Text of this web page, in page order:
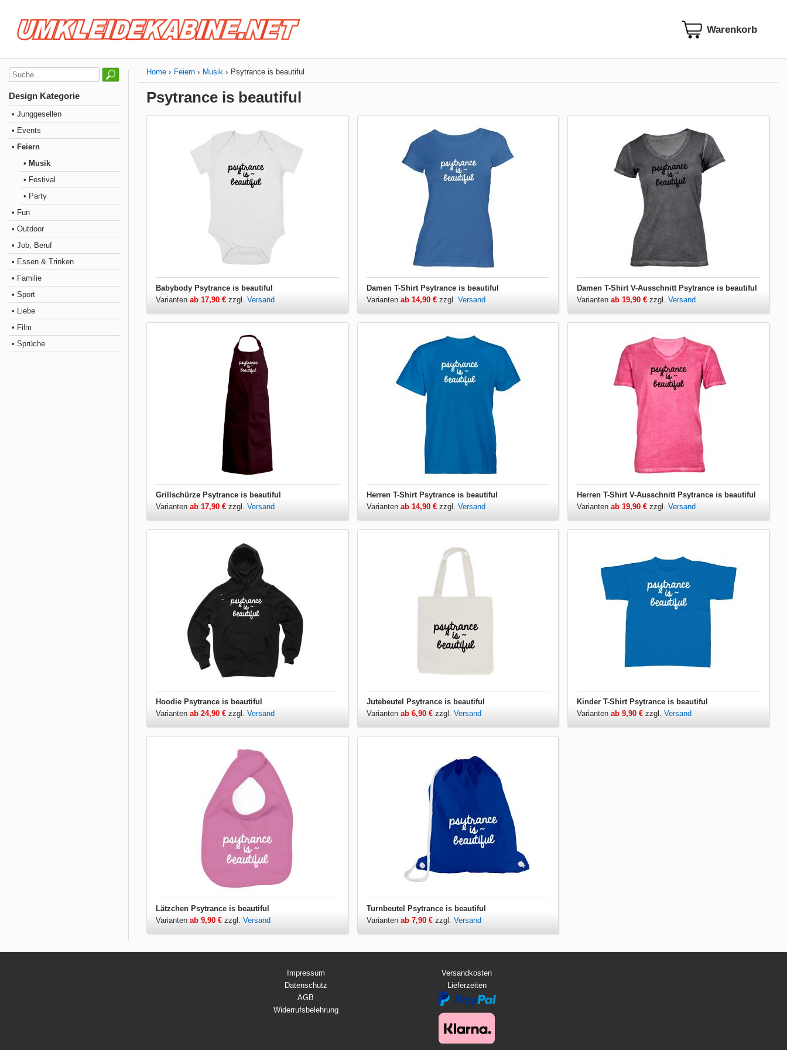
Design Kategorie
• Junggesellen
• Events
• Feiern
• Musik
• Festival
• Party
• Fun
• Outdoor
• Job, Beruf
• Essen & Trinken
• Familie
• Sport
• Liebe
• Film
• Sprüche
Home Feiern Musik Psytrance is beautiful
Psytrance is beautiful
Babybody Psytrance is beautiful
Varianten ab 17,90 € zzgl. Versand
Damen T-Shirt Psytrance is beautiful
Varianten ab 14,90 €zzgl. Versand
Damen T-Shirt V-Ausschnitt Psytrance is beautiful
Variantenab 19,90 € zzgl.Versand
Grillschürze Psytrance is beautiful
Varianten ab 17,90 € zzgl. Versand
Herren T-Shirt Psytrance is beautiful
Varianten ab 14,90 €zzgl. Versand
Herren T-Shirt V-Ausschnitt Psytrance is beautiful
Variantenab 19,90 € zzgl.Versand
Hoodie Psytrance is beautiful
Varianten ab 24,90 € zzgl. Versand
Jutebeutel Psytrance is beautiful
Varianten ab 6,90 €zzgl. Versand
Kinder T-Shirt Psytrance is beautiful
Variantenab 9,90 € zzgl.Versand
Lätzchen Psytrance is beautiful
Varianten ab 9,90 € zzgl. Versand
Turnbeutel Psytrance is beautiful
Varianten ab 7,90 €zzgl. Versand
Impressum
Datenschutz
AGB
Widerrufsbelehrung
Versandkosten
Lieferzeiten